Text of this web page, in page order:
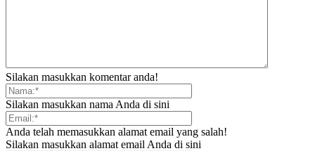
Silakan masukkan komentar anda!
Silakan masukkan nama Anda di sini
Anda telah memasukkan alamat email yang salah!
Silakan masukkan alamat email Anda di sini